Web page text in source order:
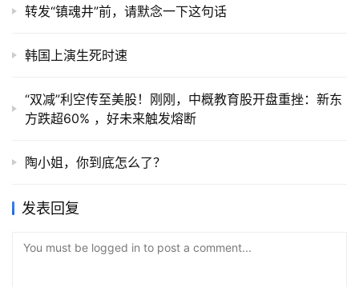
转发“镇魂井”前，请默念一下这句话
韩国上演生死时速
“双减”利空传至美股！刚刚，中概教育股开盘重挫：新东
方跌超60% ，好未来触发熔断
陶小姐，你到底怎么了？
发表回复
You must be logged in to post a comment...